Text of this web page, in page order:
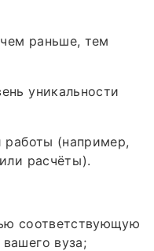
раньше, тем
уникальности
работы (например,
расчёты).
соответствующую
вуза;